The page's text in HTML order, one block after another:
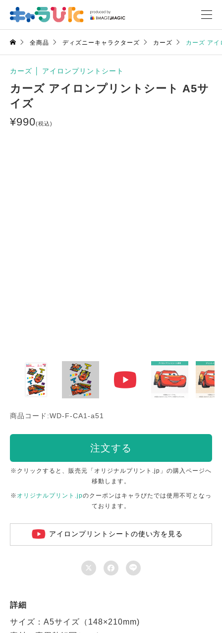
全商品 ディズニーキャラクターズ カーズ カーズ ア
カーズ アイロンプリントシート
カーズ アイロンプリントシート A5サ
イズ
¥990(税込)
商品コード:WD-F-CA1-a51
注文する
※クリックすると、販売元「オリジナルプリント.jp」の購入ページへ
移動します。
※ オリジナルプリント.jpのクーポンはキャラぴたでは使用不可となっ
ております。
アイロンプリントシートの使い方を見る
  
詳細
サイズ：A5サイズ（148×210mm)